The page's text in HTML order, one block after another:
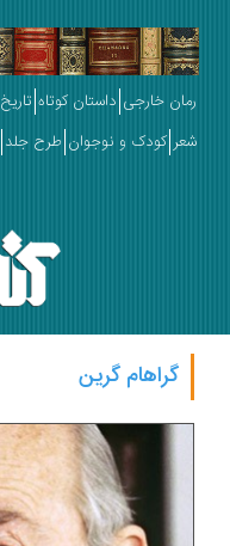
رمان خارجی داستان کوتاه تاریخ
شعر کودک و نوجوان طرح جلد
گراهام گرین